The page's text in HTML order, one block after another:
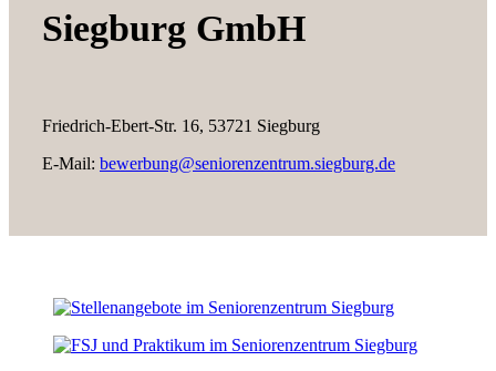
Siegburg GmbH
Friedrich-Ebert-Str. 16, 53721 Siegburg
E-Mail: bewerbung@seniorenzentrum.siegburg.de